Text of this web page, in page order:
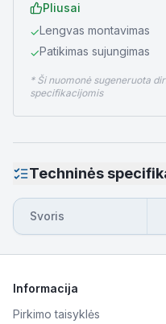
Pliusai
✓Lengvas montavimas
✓Patikimas sujungimas
* Ši nuomonė sugeneruota
specifikacijomis
Techninės
Svoris
Informacija
Pirkimo taisyklės